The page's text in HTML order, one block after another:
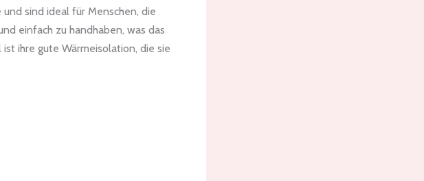
sind ideal für Menschen, die
einfach zu handhaben, was das
ihre gute Wärmeisolation, die sie